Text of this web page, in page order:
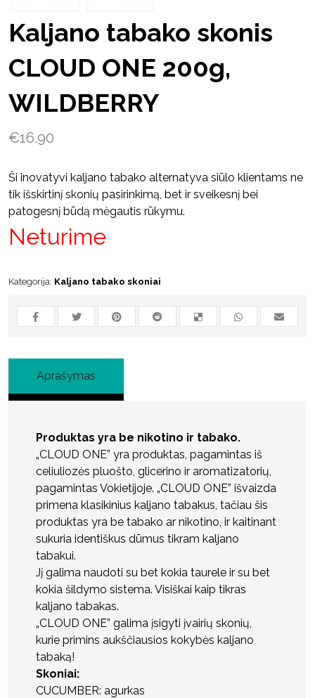
Kaljano tabako skonis
CLOUD ONE 200g,
WILDBERRY
€16.90
Ši inovatyvi kaljano tabako alternatyva siūlo klientams ne
tik išskirtinį skonių pasirinkimą, bet ir sveikesnį bei
patogesnį būdą mėgautis rūkymu.
Neturime
Kategorija: Kaljano tabako skoniai
Aprašymas
Produktas yra be nikotino ir tabako.
„CLOUD ONE” yra produktas, pagamintas iš
celiuliozės pluošto, glicerino ir aromatizatorių,
pagamintas Vokietijoje. „CLOUD ONE” išvaizda
primena klasikinius kaljano tabakus, tačiau šis
produktas yra be tabako ar nikotino, ir kaitinant
sukuria identiškus dūmus tikram kaljano
tabakui.
Jį galima naudoti su bet kokia taurele ir su bet
kokia šildymo sistema. Visiškai kaip tikras
kaljano tabakas.
„CLOUD ONE” galima įsigyti įvairių skonių,
kurie primins aukščiausios kokybės kaljano
tabaką!
Skoniai:
CUCUMBER: agurkas